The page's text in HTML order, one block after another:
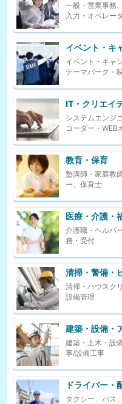
一般・営業事務
入力・オペレー
イベント・キ
イベント・キャ
テーマパーク・
IT・クリエイ
システムエンジ
コーダー・WEB
教育・保育
塾講師・家庭教
ー、保育士
医療・介護・
介護職・ヘルパ
務・受付
清掃・警備・
清掃・ハウスク
設備管理
建築・設備・
建築・土木・設
事/設備工事
ドライバー・
タクシー、バス